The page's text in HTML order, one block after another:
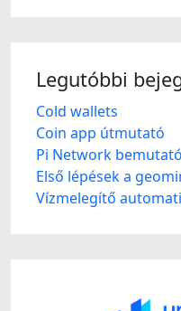
Legutóbbi
Cold wallets
Coin app útmutató
Pi Network bemutató
Első lépések a
Vízmelegítő